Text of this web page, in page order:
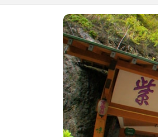
a
g
e
_
s
e
a
r
c
h